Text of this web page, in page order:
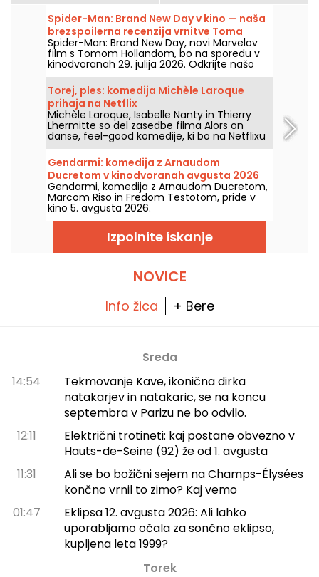
Spider-Man: Brand New Day v kino — naša
brezspoilerna recenzija vrnitve Toma
Hollanda v Spider-Mana
Spider-Man: Brand New Day, novi Marvelov
film s Tomom Hollandom, bo na sporedu v
kinodvoranah 29. julija 2026. Odkrijte našo
recenzijo!
Torej, ples: komedija Michèle Laroque
prihaja na Netflix
Michèle Laroque, Isabelle Nanty in Thierry
Lhermitte so del zasedbe filma Alors on
danse, feel-good komedije, ki bo na Netflixu
na voljo že od 1. avgusta 2026.
Gendarmi: komedija z Arnaudom
Ducretom v kinodvoranah avgusta 2026
Gendarmi, komedija z Arnaudom Ducretom,
Marcom Riso in Fredom Testotom, pride v
kino 5. avgusta 2026.
Izpolnite iskanje
NOVICE
Info žica + Bere
Sreda
14:54
Tekmovanje Kave, ikonična dirka
natakarjev in natakaric, se na koncu
septembra v Parizu ne bo odvilo.
12:11
Električni trotineti: kaj postane obvezno v
Hauts-de-Seine (92) že od 1. avgusta
11:31
Ali se bo božični sejem na Champs-Élysées
končno vrnil to zimo? Kaj vemo
01:47
Eklipsa 12. avgusta 2026: Ali lahko
uporabljamo očala za sončno eklipso,
kupljena leta 1999?
Torek